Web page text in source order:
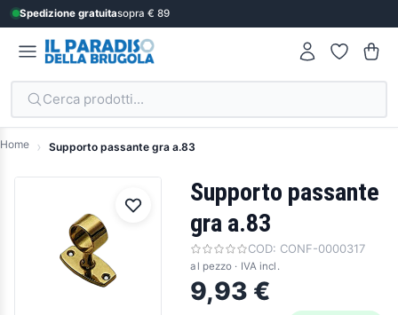
Spedizione gratuitasopra € 89
Cerca prodotti...
Home Supporto passante gra a.83
Supporto passante
gra a.83
COD: CONF-0000317
al pezzo · IVA incl.
9,93 €